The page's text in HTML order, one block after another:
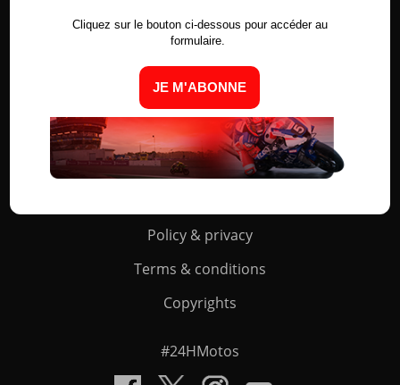
Cliquez sur le bouton ci-dessous pour accéder au
formulaire.
JE M'ABONNE